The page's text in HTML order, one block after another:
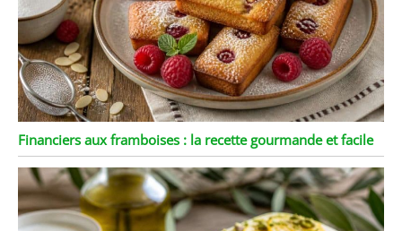
Financiers aux framboises : la recette gourmande et facile